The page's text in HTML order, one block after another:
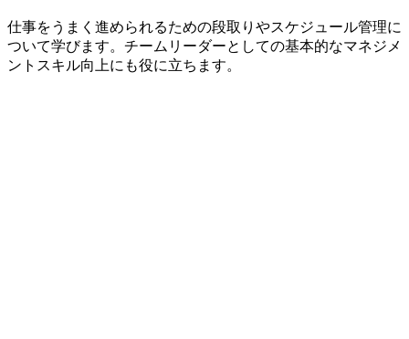
仕事をうまく進められるための段取りやスケジュール管理に
ついて学びます。チームリーダーとしての基本的なマネジメ
ントスキル向上にも役に立ちます。